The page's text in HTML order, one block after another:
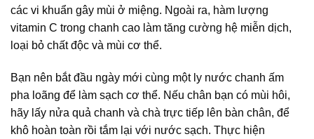
các vi khuẩn gây mùi ở miệng. Ngoài ra, hàm lượng
vitamin C trong chanh cao làm tăng cường hệ miễn dịch,
loại bỏ chất độc và mùi cơ thể.
Bạn nên bắt đầu ngày mới cùng một ly nước chanh ấm
pha loãng để làm sạch cơ thể. Nếu chân bạn có mùi hôi,
hãy lấy nửa quả chanh và chà trực tiếp lên bàn chân, để
khô hoàn toàn rồi tắm lại với nước sạch. Thực hiện